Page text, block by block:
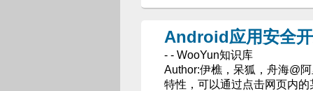
Android应用安全
- - WooYun知识库
Author:伊樵，呆狐，舟海@
特性，可以通过点击网页内